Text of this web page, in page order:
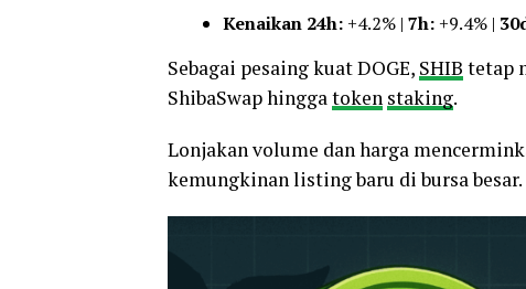
Kenaikan 24h: +4.2% | 7h: +9.4% |
Sebagai pesaing kuat DOGE, SHIB tetap
ShibaSwap hinggatoken staking.
Lonjakan volume dan harga
kemungkinan listing baru di bursa besar.